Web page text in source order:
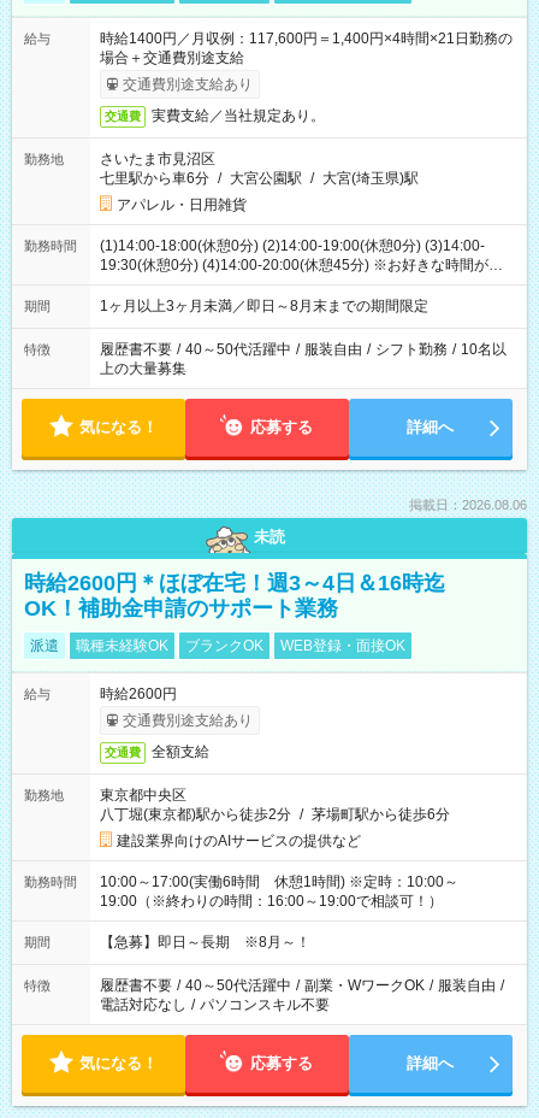
給与
時給1400円／月収例：117,600円＝1,400円×4時間×21日勤務の
場合＋交通費別途支給
交通費別途支給あり
交通費 実費支給／当社規定あり。
勤務地
さいたま市見沼区
七里駅から車6分 / 大宮公園駅 / 大宮(埼玉県)駅
アパレル・日用雑貨
勤務時間
(1)14:00-18:00(休憩0分) (2)14:00-19:00(休憩0分) (3)14:00-
19:30(休憩0分) (4)14:00-20:00(休憩45分) ※お好きな時間が選べ
ます
期間 1ヶ月以上3ヶ月未満／即日～8月末までの期間限定
特徴 履歴書不要 / 40～50代活躍中 / 服装自由 / シフト勤務 / 10名以
上の大量募集
気になる！ 応募する 詳細へ
掲載日：2026.08.06
未読
時給2600円＊ほぼ在宅！週3～4日＆16時迄
OK！補助金申請のサポート業務
派遣 職種未経験OK ブランクOK WEB登録・面接OK
給与
時給2600円
交通費別途支給あり
交通費 全額支給
勤務地
東京都中央区
八丁堀(東京都)駅から徒歩2分 / 茅場町駅から徒歩6分
建設業界向けのAIサービスの提供など
勤務時間
10:00～17:00(実働6時間 休憩1時間) ※定時：10:00～
19:00（※終わりの時間：16:00～19:00で相談可！）
期間 【急募】即日～長期 ※8月～！
特徴 履歴書不要 / 40～50代活躍中 / 副業・WワークOK / 服装自由 /
電話対応なし / パソコンスキル不要
気になる！ 応募する 詳細へ